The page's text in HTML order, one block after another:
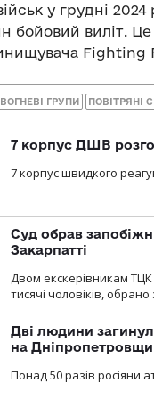
у грудні
бойовий виліт. Це
Fighting
ГРУПИ ПОВІТРЯНІ
7 корпус ДШВ
7 корпус швидкого
Суд обрав
Закарпатті
Двом екскерівникам
тисячі чоловіків,
Дві людини
на
Понад 50 разів росіяни